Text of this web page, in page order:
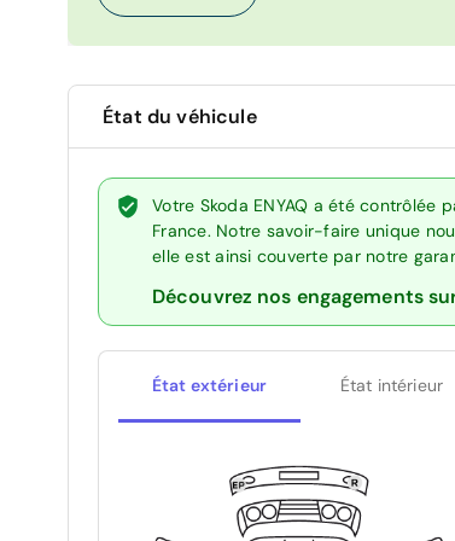
État du véhicule
Votre Skoda ENYAQ a été contrôlée
France. Notre savoir-faire unique
elle est ainsi couverte par notre
Découvrez nos engagements
État extérieur État intérieur